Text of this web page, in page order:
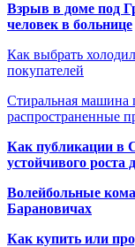
Взрыв в доме под
человек в больнице
Как выбрать
покупателей
Стиральная машина
распространенные
Как публикации в
устойчивого роста
Волейбольные
Барановичах
Как купить или